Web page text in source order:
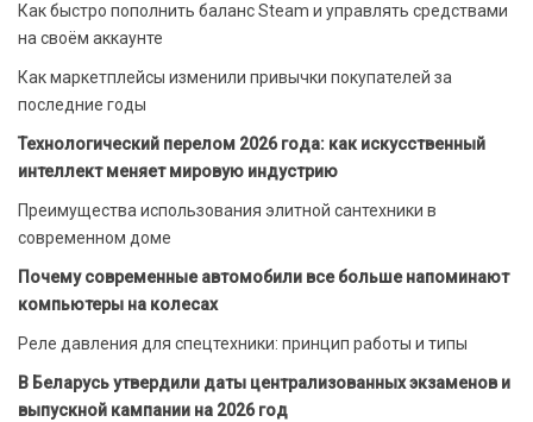
Как быстро пополнить баланс Steam и управлять средствами
на своём аккаунте
Как маркетплейсы изменили привычки покупателей за
последние годы
Технологический перелом 2026 года: как искусственный
интеллект меняет мировую индустрию
Преимущества использования элитной сантехники в
современном доме
Почему современные автомобили все больше напоминают
компьютеры на колесах
Реле давления для спецтехники: принцип работы и типы
В Беларусь утвердили даты централизованных экзаменов и
выпускной кампании на 2026 год